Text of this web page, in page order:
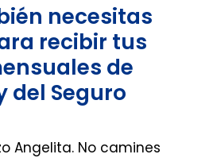
necesitas
recibir tus
de
del Seguro
Angelita. No camines